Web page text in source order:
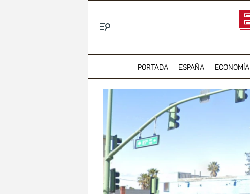
PORTADA ESPAÑA ECONOMÍA